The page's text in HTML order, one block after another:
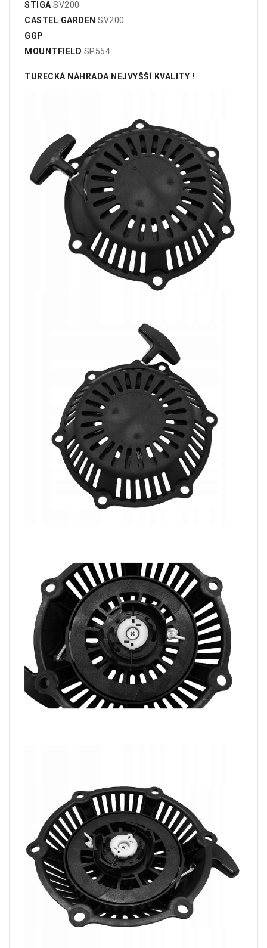
STIGA SV200
CASTEL GARDEN SV200
GGP
MOUNTFIELD SP554
TURECKÁ NÁHRADA NEJVYŠŠÍ KVALITY !